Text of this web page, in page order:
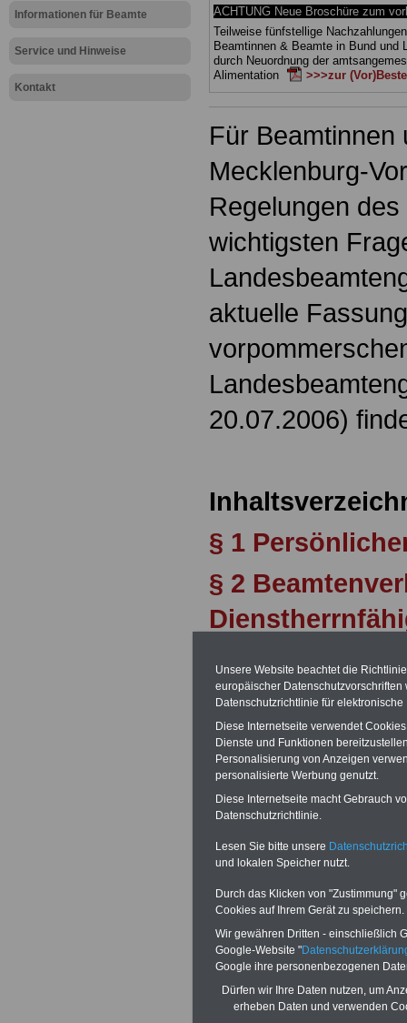
Informationen für Beamte
Service und Hinweise
Kontakt
ACHTUNG Neue Broschüre zum
Teilweise fünfstellige
Beamtinnen & Beamte in Bund und
durch Neuordnung der
Alimentation
>>>zur
Für Beamtinnen
Mecklenburg-
Regelungen
wichtigsten
aktuelle
20.07.2006)
§ 1
§ 2
§ 3 Oberste
§ 4 Sachliche
Begründung
§ 5 Arten des
§ 6
§ 7
grundsätze
§ 8
Berufung in
Unsere Website beachtet die
europäischer
Datenschutzrichtlinie für
Diese Internetseite verwendet
Dienste und Funktionen
Personalisierung von Anzeigen
personalisierte Werbung genutzt.
Diese Internetseite macht Gebrauch
Datenschutzrichtlinie.
Lesen Sie bitte unsere
und lokalen Speicher nutzt.
Durch das Klicken von "Zustimmung"
Cookies auf Ihrem Gerät zu speichern.
Wir gewähren Dritten - einschließlich
Google-Website "
Google ihre personenbezogenen
Dürfen wir Ihre Daten nutzen, um
erheben Daten und verwenden